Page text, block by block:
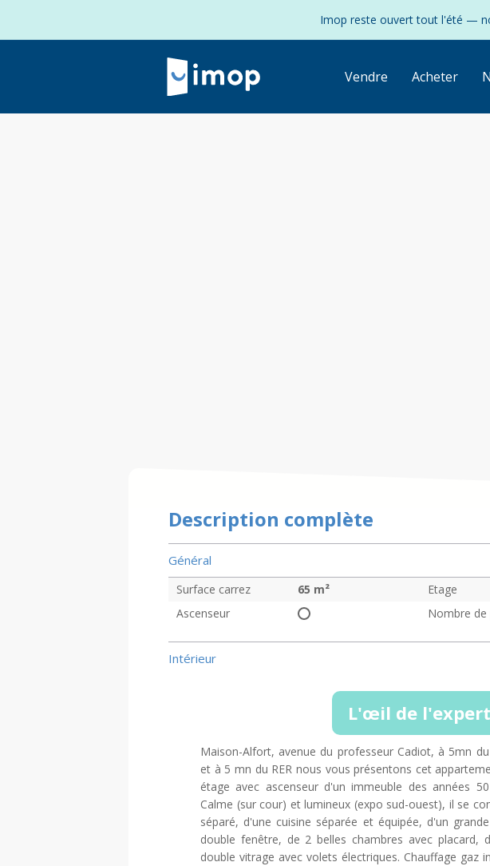
Imop reste ouvert tout l'été —
Vendre Acheter
Description complète
Général
Surface carrez 65 m² Etage
Ascenseur
Nombre de
Intérieur
L'œil de l'expert
Maison-Alfort, avenue du professeur Cadiot, à 5mn
et à 5 mn du RER nous vous présentons cet
étage avec ascenseur d'un immeuble des années
Calme (sur cour) et lumineux (expo sud-ouest), il se
séparé, d'une cuisine séparée et équipée, d'un
double fenêtre, de 2 belles chambres avec placard,
double vitrage avec volets électriques. Chauffage gaz